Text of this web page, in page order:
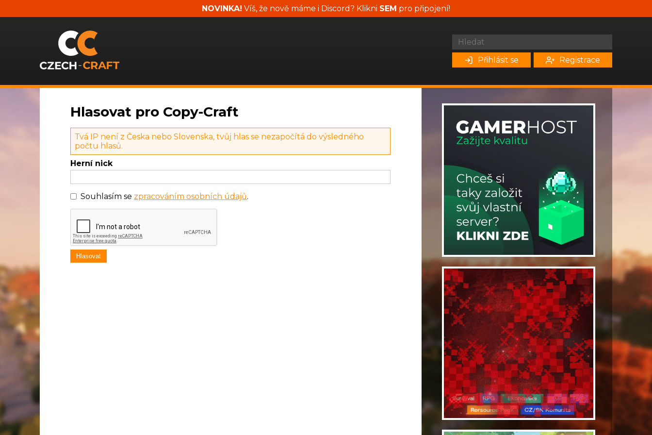
NOVINKA! Víš, že nově máme i Discord? Klikni SEM pro připojení!
Přihlásit se Registrace
Hlasovat pro Copy-Craft
Tvá IP není z Česka nebo Slovenska, tvůj hlas se nezapočítá do výsledného
počtu hlasů.
Herní nick
Souhlasím se zpracováním osobních údajů.
Hlasovat